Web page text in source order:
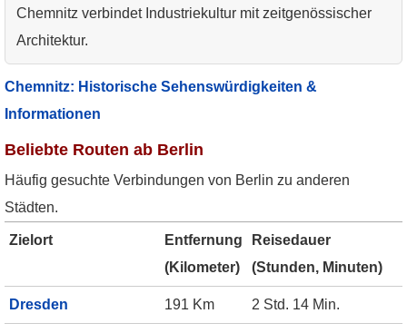
Chemnitz verbindet Industriekultur mit zeitgenössischer
Architektur.
Chemnitz: Historische Sehenswürdigkeiten &
Informationen
Beliebte Routen ab Berlin
Häufig gesuchte Verbindungen von Berlin zu anderen
Städten.
Zielort
Entfernung
(Kilometer)
Reisedauer
(Stunden, Minuten)
Dresden 191 Km 2 Std. 14 Min.